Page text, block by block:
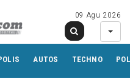
09 Agu 2026
AUTOS TECHNO